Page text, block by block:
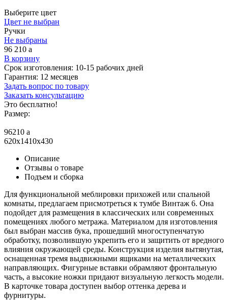
Выберите цвет
Цвет не выбран
Ручки
Не выбраны
96 210 a
В корзину
Срок изготовления: 10-15 рабочих дней
Гарантия: 12 месяцев
Задать вопрос по товару
Заказать консультацию
Это бесплатно!
Размер:
96210 a
620x1410x430
Описание
Отзывы о товаре
Подъем и сборка
Для функциональной меблировки прихожей или спальной
комнаты, предлагаем присмотреться к тумбе Винтаж 6. Она
подойдет для размещения в классических или современных
помещениях любого метража. Материалом для изготовления
был выбран массив бука, прошедший многоступенчатую
обработку, позволившую укрепить его и защитить от вредного
влияния окружающей среды. Конструкция изделия вытянутая,
оснащенная тремя выдвижными ящиками на металлических
направляющих. Фигурные вставки обрамляют фронтальную
часть, а высокие ножки придают визуальную легкость модели.
В карточке товара доступен выбор оттенка дерева и
фурнитуры.